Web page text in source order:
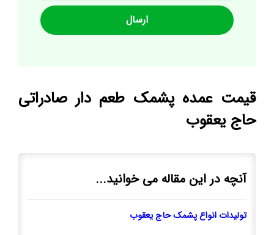
قیمت عمده پشمک طعم دار صادراتی
حاج یعقوب
آنچه در این مقاله می خوانید...
تولیدات انواع پشمک حاج یعقوب